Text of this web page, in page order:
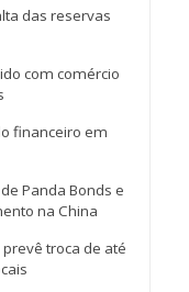
das reservas
com comércio
financeiro em
Panda Bonds e
na China
troca de até